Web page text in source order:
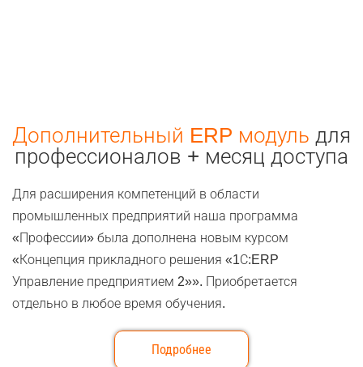
Дополнительный ERP модуль для
профессионалов + месяц доступа
Для расширения компетенций в области
промышленных предприятий наша программа
«Профессии» была дополнена новым курсом
«Концепция прикладного решения «1С:ERP
Управление предприятием 2»». Приобретается
отдельно в любое время обучения.
Подробнее